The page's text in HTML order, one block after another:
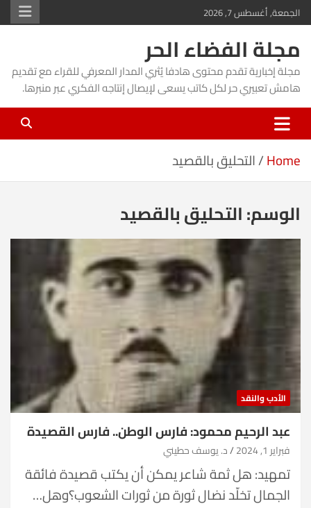
Skip
to
content
الجمعة, أغسطس 7, 2026
مجلة الفضاء الحر
مجلة إخبارية تقدم محتوى هادفا يُثري المدار المعرفي للقراء مع تقديم
هامش تعبيري حر لكل كاتب يسعى لإيصال إنتاجه الفكري عبر منبرها.
Home التحليق بالقصيد
الوسم:التحليق بالقصيد
الأدب والنقد
عبد الرحيم محمود: فارس الوطن.. فارس القصيدة
فبراير 1, 2024 د. يوسف حطيني
تمهيد: هل ثمة شاعر يمكن أن يكتب قصيدة فائقة
الجمال تخلّد نضال ثورة من ثورات الشعوب؟وهل…